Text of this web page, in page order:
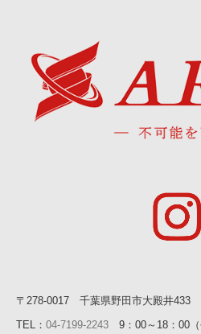
〒278-0017 千葉県野田市大殿井433
TEL： 04-7199-2243 9：00～18：00（